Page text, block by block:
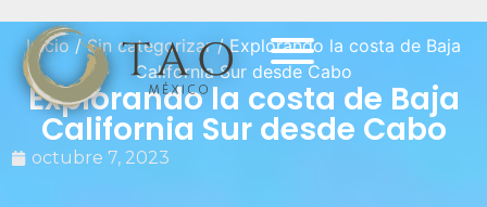
Inicio /Sin categorizar/ Explorando la costa de Baja
California Sur desde Cabo
Explorando la costa de Baja
California Sur desde Cabo
octubre 7, 2023